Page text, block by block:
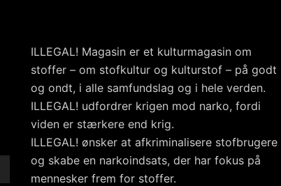
ILLEGAL! Magasin er et kulturmagasin om
stoffer – om stofkultur og kulturstof – på godt
og ondt, i alle samfundslag og i hele verden.
ILLEGAL! udfordrer krigen mod narko, fordi
viden er stærkere end krig.
ILLEGAL! ønsker at afkriminalisere stofbrugere
og skabe en narkoindsats, der har fokus på
mennesker frem for stoffer.